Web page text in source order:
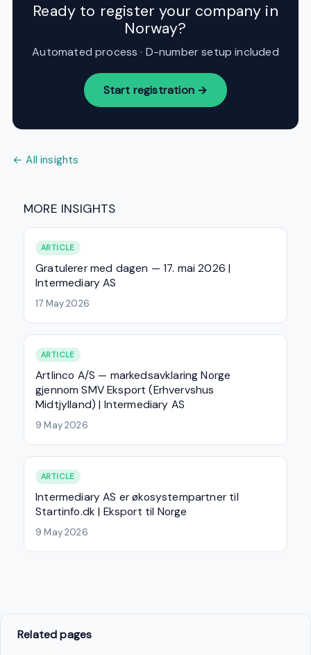
Ready to register your company in
Norway?
Automated process · D-number setup included
Start registration →
← All insights
MORE INSIGHTS
ARTICLE
Gratulerer med dagen — 17. mai 2026 |
Intermediary AS
17 May 2026
ARTICLE
Artlinco A/S — markedsavklaring Norge
gjennom SMV Eksport (Erhvervshus
Midtjylland) | Intermediary AS
9 May 2026
ARTICLE
Intermediary AS er økosystempartner til
Startinfo.dk | Eksport til Norge
9 May 2026
Related pages